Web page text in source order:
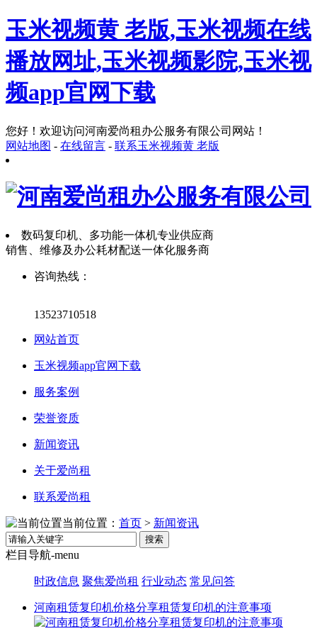
玉米视频黄 老版,玉米视频在线
播放网址,玉米视频影院,玉米视
频app官网下载
您好！欢迎访问河南爱尚租办公服务有限公司网站！
网站地图 - 在线留言 - 联系玉米视频黄 老版
数码复印机、多功能一体机专业供应商
销售、维修及办公耗材配送一体化服务商
咨询热线：
13523710518
网站首页
玉米视频app官网下载
服务案例
荣誉资质
新闻资讯
关于爱尚租
联系爱尚租
当前位置： 首页 > 新闻资讯
搜索
栏目导航-menu
时政信息 聚焦爱尚租 行业动态 常见问答
河南租赁复印机价格分享租赁复印机的注意事项